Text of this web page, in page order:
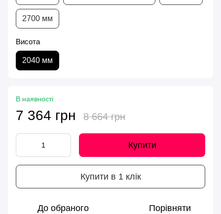
2700 мм
Висота
2040 мм
В наявності
7 364 грн 8 664 грн
Купити
Купити в 1 клік
До обраного Порівняти